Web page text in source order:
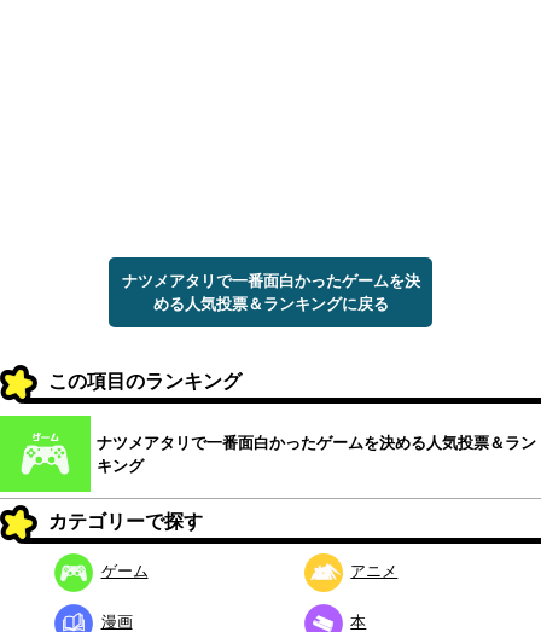
ナツメアタリで一番面白かったゲームを決
める人気投票＆ランキングに戻る
この項目のランキング
ナツメアタリで一番面白かったゲームを決める人気投票＆ラン
キング
カテゴリーで探す
ゲーム アニメ
漫画 本